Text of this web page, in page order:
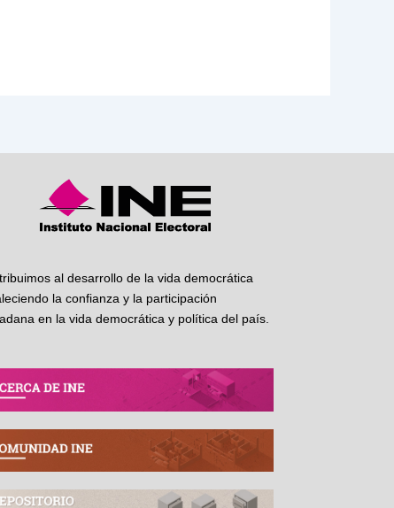
al desarrollo de la vida democrática
la confianza y la participación
en la vida democrática y política del país.